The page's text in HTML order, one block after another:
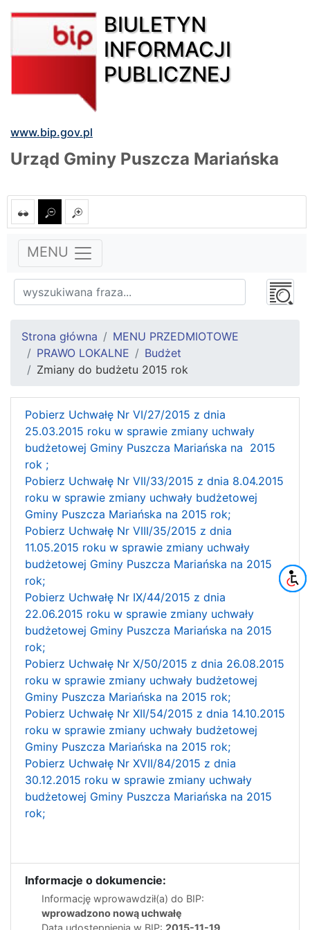
BIULETYN
INFORMACJI
PUBLICZNEJ
www.bip.gov.pl
Urząd Gminy Puszcza Mariańska
MENU
Strona główna
MENU PRZEDMIOTOWE
PRAWO LOKALNE
Budżet
Zmiany do budżetu 2015 rok
Pobierz Uchwałę Nr VI/27/2015 z dnia
25.03.2015 roku w sprawie zmiany uchwały
budżetowej Gminy Puszcza Mariańska na 2015
rok ;
Pobierz Uchwałę Nr VII/33/2015 z dnia 8.04.2015
roku w sprawie zmiany uchwały budżetowej
Gminy Puszcza Mariańska na 2015 rok;
Pobierz Uchwałę Nr VIII/35/2015 z dnia
11.05.2015 roku w sprawie zmiany uchwały
budżetowej Gminy Puszcza Mariańska na 2015
rok;
Pobierz Uchwałę Nr IX/44/2015 z dnia
22.06.2015 roku w sprawie zmiany uchwały
budżetowej Gminy Puszcza Mariańska na 2015
rok;
Pobierz Uchwałę Nr X/50/2015 z dnia 26.08.2015
roku w sprawie zmiany uchwały budżetowej
Gminy Puszcza Mariańska na 2015 rok;
Pobierz Uchwałę Nr XII/54/2015 z dnia 14.10.2015
roku w sprawie zmiany uchwały budżetowej
Gminy Puszcza Mariańska na 2015 rok;
Pobierz Uchwałę Nr XVII/84/2015 z dnia
30.12.2015 roku w sprawie zmiany uchwały
budżetowej Gminy Puszcza Mariańska na 2015
rok;
Informacje o dokumencie:
Informację wprowawdził(a) do BIP:
wprowadzono nową uchwałę
Data udostępnienia w BIP: 2015-11-19